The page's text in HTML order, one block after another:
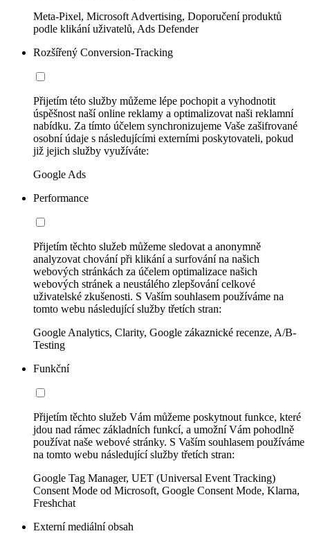
Meta-Pixel, Microsoft Advertising, Doporučení produktů
podle klikání uživatelů, Ads Defender
Rozšířený Conversion-Tracking
Přijetím této služby můžeme lépe pochopit a vyhodnotit
úspěšnost naší online reklamy a optimalizovat naši reklamní
nabídku. Za tímto účelem synchronizujeme Vaše zašifrované
osobní údaje s následujícími externími poskytovateli, pokud
již jejich služby využíváte:
Google Ads
Performance
Přijetím těchto služeb můžeme sledovat a anonymně
analyzovat chování při klikání a surfování na našich
webových stránkách za účelem optimalizace našich
webových stránek a neustálého zlepšování celkové
uživatelské zkušenosti. S Vaším souhlasem používáme na
tomto webu následující služby třetích stran:
Google Analytics, Clarity, Google zákaznické recenze, A/B-
Testing
Funkční
Přijetím těchto služeb Vám můžeme poskytnout funkce, které
jdou nad rámec základních funkcí, a umožní Vám pohodlně
používat naše webové stránky. S Vaším souhlasem používáme
na tomto webu následující služby třetích stran:
Google Tag Manager, UET (Universal Event Tracking)
Consent Mode od Microsoft, Google Consent Mode, Klarna,
Freshchat
Externí mediální obsah